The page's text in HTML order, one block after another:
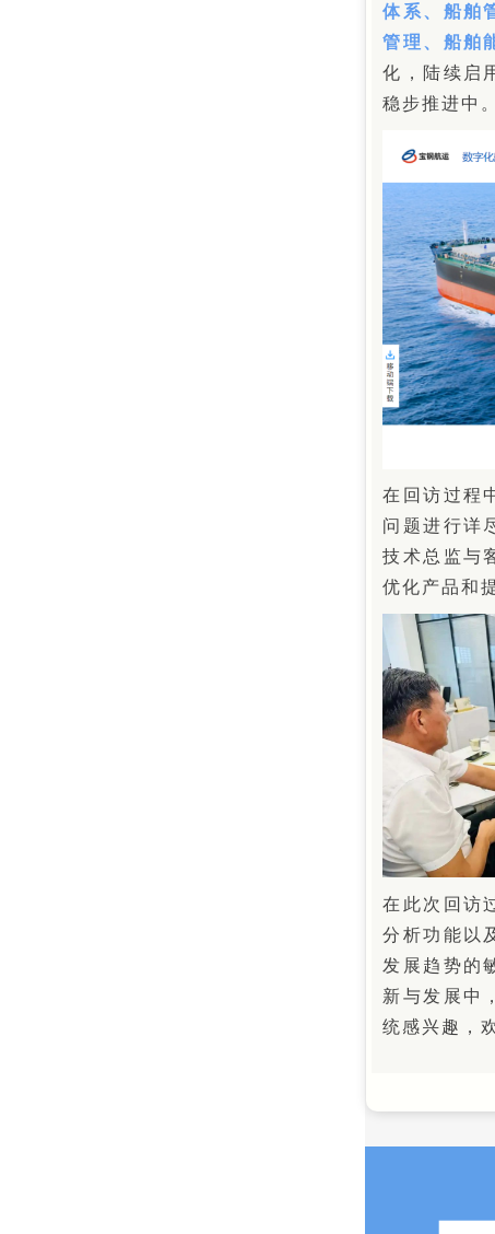
体系、船舶
管理、船舶
化，陆续启
稳步推进中。
在回访过程
问题进行详
技术总监与
优化产品和
在此次回访
分析功能以
发展趋势的
新与发展中
统感兴趣，